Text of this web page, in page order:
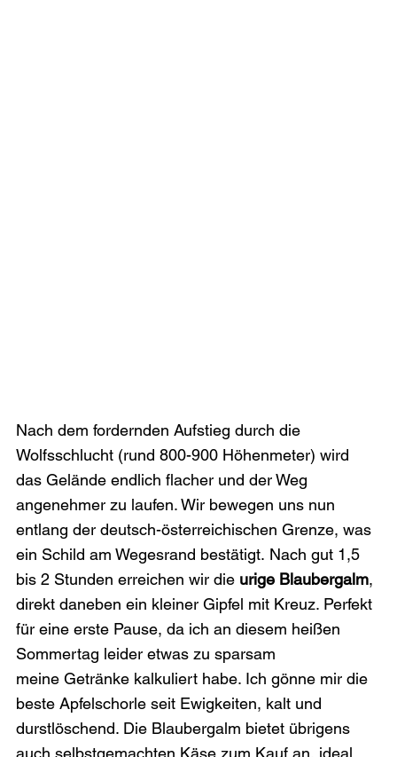
Nach dem fordernden Aufstieg durch die
Wolfsschlucht (rund 800-900 Höhenmeter) wird
das Gelände endlich flacher und der Weg
angenehmer zu laufen. Wir bewegen uns nun
entlang der deutsch-österreichischen Grenze, was
ein Schild am Wegesrand bestätigt. Nach gut 1,5
bis 2 Stunden erreichen wir die urige Blaubergalm,
direkt daneben ein kleiner Gipfel mit Kreuz. Perfekt
für eine erste Pause, da ich an diesem heißen
Sommertag leider etwas zu sparsam
meine Getränke kalkuliert habe. Ich gönne mir die
beste Apfelschorle seit Ewigkeiten, kalt und
durstlöschend. Die Blaubergalm bietet übrigens
auch selbstgemachten Käse zum Kauf an, ideal